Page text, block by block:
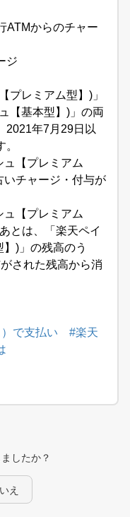
ATMからのチャー
ジ
プレミアム型】)」
【基本型】)」の両
2021年7月29日以
ュ【プレミアム
いチャージ・付与が
ュ【プレミアム
とは、「楽天ペイ
)」の残高のう
された残高から消
で支払い
#楽天
したか？
え